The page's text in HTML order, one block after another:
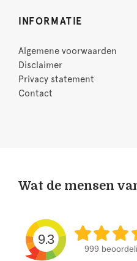
INFORMATIE
Algemene voorwaarden
Disclaimer
Privacy statement
Contact
Wat de mensen
9.3
999